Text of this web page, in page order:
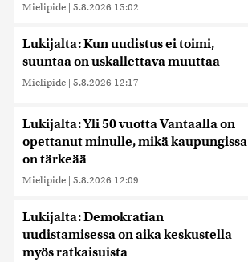
Mielipide | 5.8.2026 15:02
Lukijalta: Kun uudistus ei toimi,
suuntaa on uskallettava muuttaa
Mielipide | 5.8.2026 12:17
Lukijalta: Yli 50 vuotta Vantaalla on
opettanut minulle, mikä kaupungissa
on tärkeää
Mielipide | 5.8.2026 12:09
Lukijalta: Demokratian
uudistamisessa on aika keskustella
myös ratkaisuista